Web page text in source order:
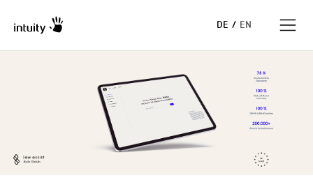
DE / EN
Insights